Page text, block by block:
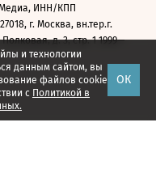
и технологии
данным сайтом, вы
файлов cookie
с Политикой в
ОК
ИНН/КПП
г. Москва, вн.тер.г.
д. 3, стр. 1 1999—